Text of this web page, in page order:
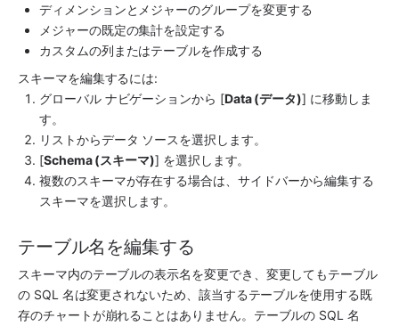
ディメンションとメジャーのグループを変更する
メジャーの既定の集計を設定する
カスタムの列またはテーブルを作成する
スキーマを編集するには:
グローバル ナビゲーションから [Data (データ)] に移動しま
す。
リストからデータ ソースを選択します。
[Schema (スキーマ)] を選択します。
複数のスキーマが存在する場合は、サイドバーから編集する
スキーマを選択します。
テーブル名を編集する
スキーマ内のテーブルの表示名を変更でき、変更してもテーブル
の SQL 名は変更されないため、該当するテーブルを使用する既
存のチャートが崩れることはありません。テーブルの SQL 名